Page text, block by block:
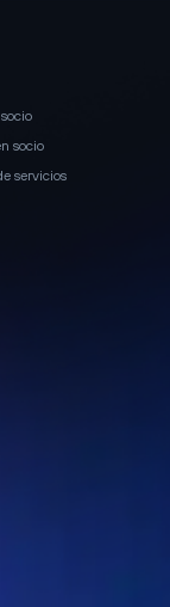
socio
servicios